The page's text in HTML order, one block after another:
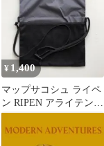
¥ 1,400
マップサコシュ ライペ
ン RIPEN アライテント
ARAI TENT